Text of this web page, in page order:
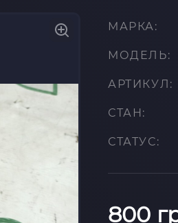
МАРКА:
МОДЕЛЬ:
АРТИКУЛ:
СТАН:
СТАТУС:
800